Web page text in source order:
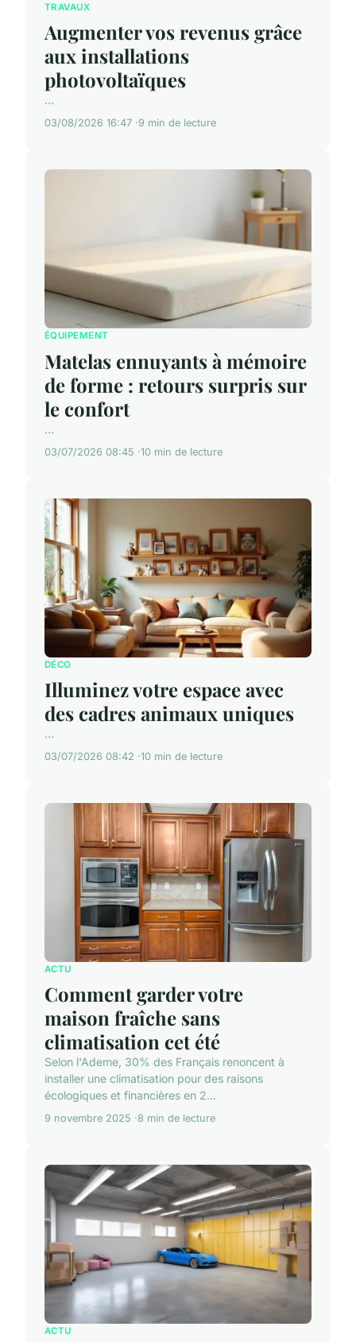
TRAVAUX
Augmenter vos revenus grâce
aux installations
photovoltaïques
...
03/08/2026 16:47 9 min de lecture
ÉQUIPEMENT
Matelas ennuyants à mémoire
de forme : retours surpris sur
le confort
...
03/07/2026 08:45 10 min de lecture
DÉCO
Illuminez votre espace avec
des cadres animaux uniques
...
03/07/2026 08:42 10 min de lecture
ACTU
Comment garder votre
maison fraîche sans
climatisation cet été
Selon l'Ademe, 30% des Français renoncent à
installer une climatisation pour des raisons
écologiques et financières en 2...
9 novembre 2025 8 min de lecture
ACTU